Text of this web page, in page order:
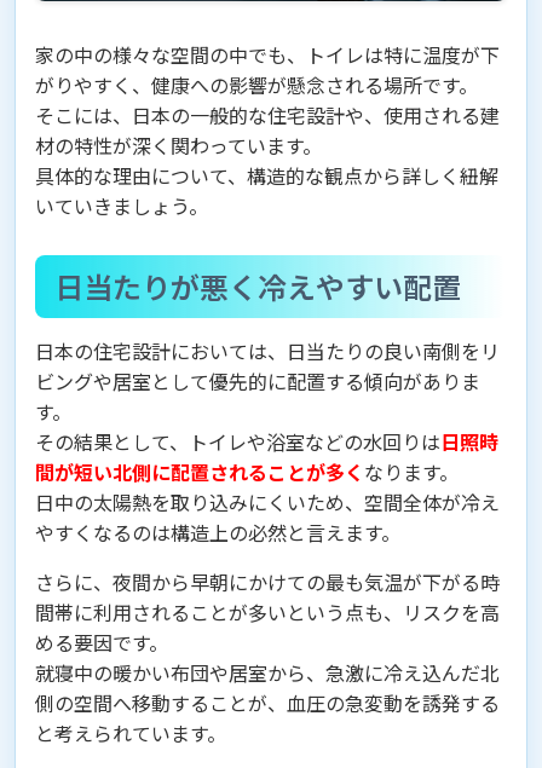
家の中の様々な空間の中でも、トイレは特に温度が下
がりやすく、健康への影響が懸念される場所です。
そこには、日本の一般的な住宅設計や、使用される建
材の特性が深く関わっています。
具体的な理由について、構造的な観点から詳しく紐解
いていきましょう。
日当たりが悪く冷えやすい配置
日本の住宅設計においては、日当たりの良い南側をリ
ビングや居室として優先的に配置する傾向がありま
す。
その結果として、トイレや浴室などの水回りは日照時
間が短い北側に配置されることが多く なります。
日中の太陽熱を取り込みにくいため、空間全体が冷え
やすくなるのは構造上の必然と言えます。
さらに、夜間から早朝にかけての最も気温が下がる時
間帯に利用されることが多いという点も、リスクを高
める要因です。
就寝中の暖かい布団や居室から、急激に冷え込んだ北
側の空間へ移動することが、血圧の急変動を誘発する
と考えられています。